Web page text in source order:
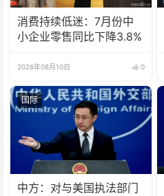
消费持续低迷：7月份中
小企业零售同比下降3.8%
2026年08月10日 0
国际
中方：对与美国执法部门